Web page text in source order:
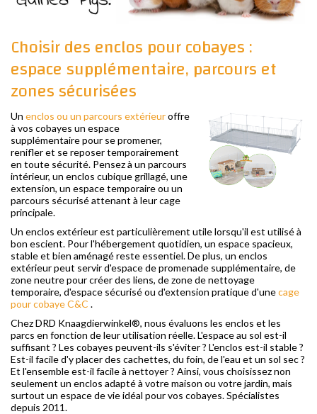
Choisir des enclos pour cobayes :
espace supplémentaire, parcours et
zones sécurisées
Un enclos ou un parcours extérieuroffre
à vos cobayes un espace
supplémentaire pour se promener,
renifler et se reposer temporairement
en toute sécurité. Pensez à un parcours
intérieur, un enclos cubique grillagé, une
extension, un espace temporaire ou un
parcours sécurisé attenant à leur cage
principale.
Un enclos extérieur est particulièrement utile lorsqu'il est utilisé à
bon escient. Pour l'hébergement quotidien, un espace spacieux,
stable et bien aménagé reste essentiel. De plus, un enclos
extérieur peut servir d'espace de promenade supplémentaire, de
zone neutre pour créer des liens, de zone de nettoyage
temporaire, d'espace sécurisé ou d'extension pratique d'unecage
pour cobaye C&C .
Chez DRD Knaagdierwinkel®, nous évaluons les enclos et les
parcs en fonction de leur utilisation réelle. L'espace au sol est-il
suffisant ? Les cobayes peuvent-ils s'éviter ? L'enclos est-il stable ?
Est-il facile d'y placer des cachettes, du foin, de l'eau et un sol sec ?
Et l'ensemble est-il facile à nettoyer ? Ainsi, vous choisissez non
seulement un enclos adapté à votre maison ou votre jardin, mais
surtout un espace de vie idéal pour vos cobayes. Spécialistes
depuis 2011.